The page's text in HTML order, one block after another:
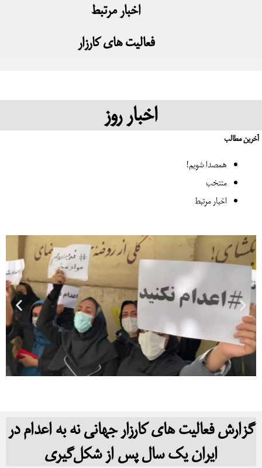
اخبار مرتبط
فعالیت های کارزار
اخبار روز
همصدا شویم!
منتخب
اخبار مرتبط
فعالیت های کارزار جهانی نه به اعدام در
ایران یک سال پس از شکل‌گیری